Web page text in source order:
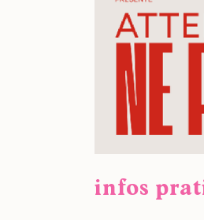
infos